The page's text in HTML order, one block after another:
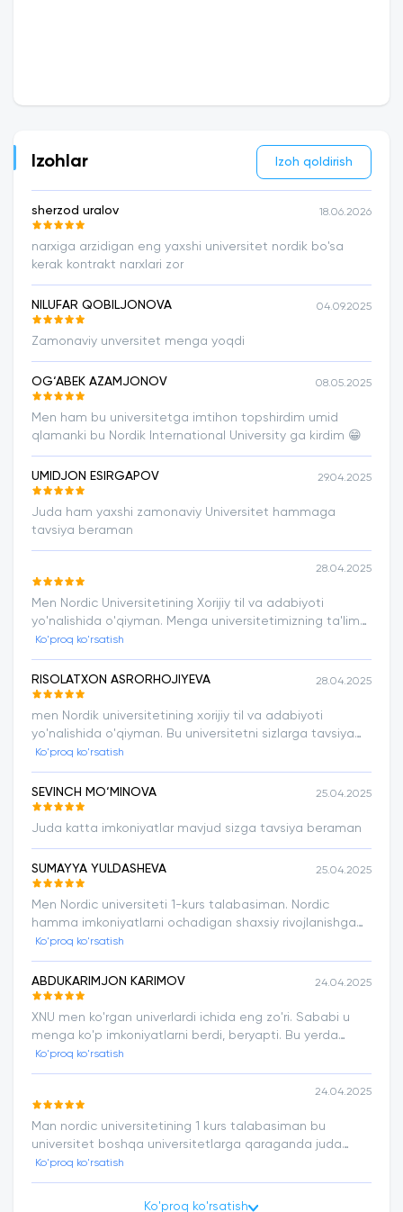
Izohlar Izoh qoldirish
sherzod uralov 18.06.2026
narxiga arzidigan eng yaxshi universitet nordik bo'sa
kerak kontrakt narxlari zor
NILUFAR QOBILJONOVA 04.09.2025
Zamonaviy unversitet menga yoqdi
OG‘ABEK AZAMJONOV 08.05.2025
Men ham bu universitetga imtihon topshirdim umid
qlamanki bu Nordik International University ga kirdim 😁
UMIDJON ESIRGAPOV 29.04.2025
Juda ham yaxshi zamonaviy Universitet hammaga
tavsiya beraman
28.04.2025
Men Nordic Universitetining Xorijiy til va adabiyoti
yo'nalishida o'qiyman. Menga universitetimizning ta'lim
sifati, o'quvchilarni doim qo'llab - quvvatlashi va
o'qituvchilarning ta'lim metodikalari juda ham yoqadi.
Ko'proq ko'rsatish
RISOLATXON ASRORHOJIYEVA 28.04.2025
men Nordik universitetining xorijiy til va adabiyoti
yo'nalishida o'qiyman. Bu universitetni sizlarga tavsiya
qilaman. chunki o'qitish tizimi va ustozlarning dars o'tish
metodlari menga juda yoqadi.
Ko'proq ko'rsatish
SEVINCH MO‘MINOVA 25.04.2025
Juda katta imkoniyatlar mavjud sizga tavsiya beraman
SUMAYYA YULDASHEVA 25.04.2025
Men Nordic universiteti 1-kurs talabasiman. Nordic
hamma imkoniyatlarni ochadigan shaxsiy rivojlanishga
yordam beradigan eng yaxshi universitet har bitta
abiturentga tavsiya qilaman.
Ko'proq ko'rsatish
ABDUKARIMJON KARIMOV 24.04.2025
XNU men ko'rgan univerlardi ichida eng zo'ri. Sababi u
menga ko'p imkoniyatlarni berdi, beryapti. Bu yerda
o'qiyotganimdan xursandman. Ta'limda mukammallik
sari!
Ko'proq ko'rsatish
24.04.2025
Man nordic universitetining 1 kurs talabasiman bu
universitet boshqa universitetlarga qaraganda juda
aktiv va rivojlanish tez hamma qulayliklar bor ozimiz
ustimizda ishlashimiz uchun malakali ustozlar bizga har
doim yordam beradi. Faol talabalarga chetga chiqishga
Ko'proq ko'rsatish
Ko'proq ko'rsatish